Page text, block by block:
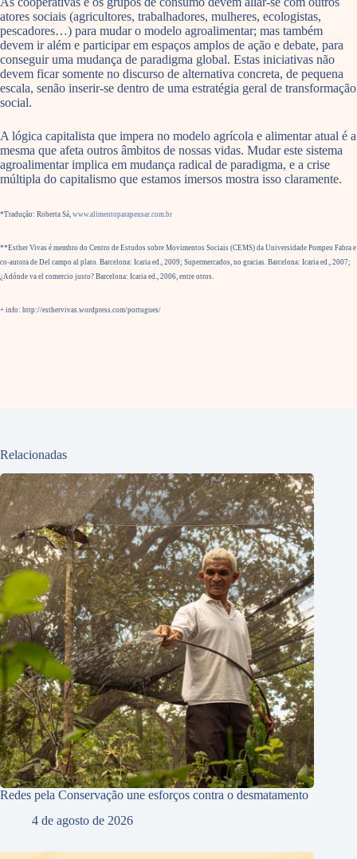
atores sociais (agricultores, trabalhadores, mulheres, ecologistas,
pescadores…) para mudar o modelo agroalimentar; mas também
devem ir além e participar em espaços amplos de ação e debate, para
conseguir uma mudança de paradigma global. Estas iniciativas não
devem ficar somente no discurso de alternativa concreta, de pequena
escala, senão inserir-se dentro de uma estratégia geral de transformação
social.
A lógica capitalista que impera no modelo agrícola e alimentar atual é a
mesma que afeta outros âmbitos de nossas vidas. Mudar este sistema
agroalimentar implica em mudança radical de paradigma, e a crise
múltipla do capitalismo que estamos imersos mostra isso claramente.
*Tradução: Roberta Sá, www.alimentoparapensar.com.br
**Esther Vivas é membro do Centro de Estudos sobre Movimentos Sociais (CEMS) da Universidade Pompeu Fabra e
co-autora de Del campo al plato. Barcelona: Icaria ed., 2009; Supermercados, no gracias. Barcelona: Icaria ed., 2007;
¿Adónde va el comercio justo? Barcelona: Icaria ed., 2006, entre otros.
+ info: http://esthervivas.wordpress.com/portugues/
Relacionadas
Redes pela Conservação une esforços contra o desmatamento
4 de agosto de 2026